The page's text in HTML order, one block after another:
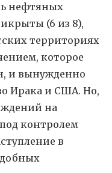
нефтяных
(6 из 8),
территориях
которое
и вынужденно
Ирака и США. Но,
на
контролем
в